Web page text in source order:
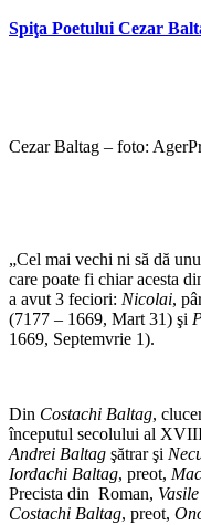
Spiţa Poetului Cezar
Cezar Baltag – foto:
„Cel mai vechi ni să dă
care poate fi chiar acesta
a avut 3 feciori: Nicolai,
(7177 – 1669, Mart 31) şi
1669, Septemvrie 1).
Din Costachi Baltag,
începutul secolului al
Andrei Baltag şătrar şi
Iordachi Baltag, preot,
Precista din Roman,
Costachi Baltag, preot,